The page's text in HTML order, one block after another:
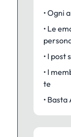
• Ogni
• Le
• I post
• I
te
•